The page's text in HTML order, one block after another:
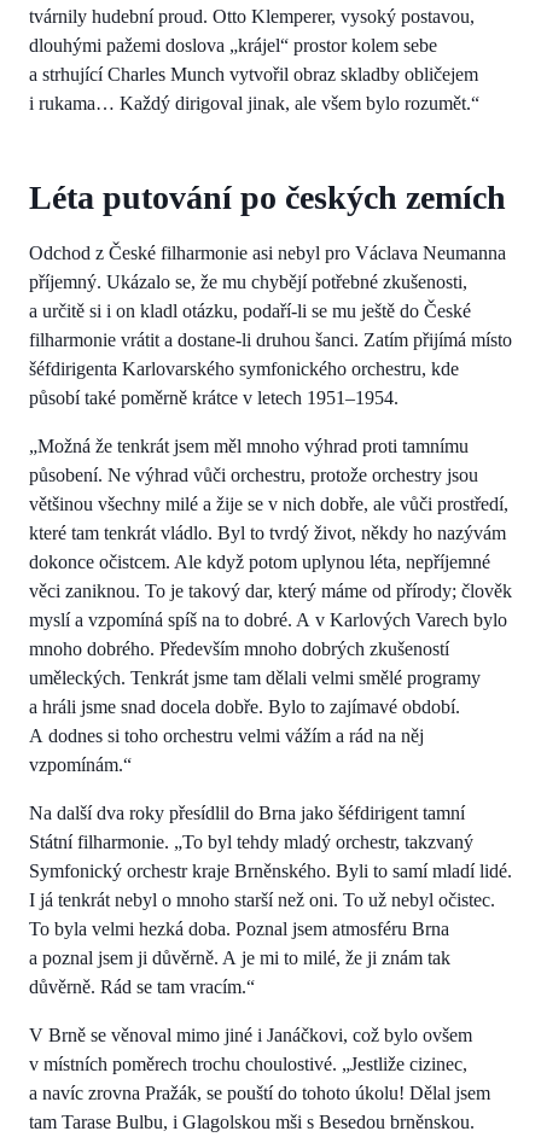
tvárnily hudební proud. Otto Klemperer, vysoký postavou,
dlouhými pažemi doslova „krájel“ prostor kolem sebe
a strhující Charles Munch vytvořil obraz skladby obličejem
i rukama… Každý dirigoval jinak, ale všem bylo rozumět.“
Léta putování po českých zemích
Odchod z České filharmonie asi nebyl pro Václava Neumanna
příjemný. Ukázalo se, že mu chybějí potřebné zkušenosti,
a určitě si i on kladl otázku, podaří-li se mu ještě do České
filharmonie vrátit a dostane-li druhou šanci. Zatím přijímá místo
šéfdirigenta Karlovarského symfonického orchestru, kde
působí také poměrně krátce v letech 1951–1954.
„Možná že tenkrát jsem měl mnoho výhrad proti tamnímu
působení. Ne výhrad vůči orchestru, protože orchestry jsou
většinou všechny milé a žije se v nich dobře, ale vůči prostředí,
které tam tenkrát vládlo. Byl to tvrdý život, někdy ho nazývám
dokonce očistcem. Ale když potom uplynou léta, nepříjemné
věci zaniknou. To je takový dar, který máme od přírody; člověk
myslí a vzpomíná spíš na to dobré. A v Karlových Varech bylo
mnoho dobrého. Především mnoho dobrých zkušeností
uměleckých. Tenkrát jsme tam dělali velmi smělé programy
a hráli jsme snad docela dobře. Bylo to zajímavé období.
A dodnes si toho orchestru velmi vážím a rád na něj
vzpomínám.“
Na další dva roky přesídlil do Brna jako šéfdirigent tamní
Státní filharmonie. „To byl tehdy mladý orchestr, takzvaný
Symfonický orchestr kraje Brněnského. Byli to samí mladí lidé.
I já tenkrát nebyl o mnoho starší než oni. To už nebyl očistec.
To byla velmi hezká doba. Poznal jsem atmosféru Brna
a poznal jsem ji důvěrně. A je mi to milé, že ji znám tak
důvěrně. Rád se tam vracím.“
V Brně se věnoval mimo jiné i Janáčkovi, což bylo ovšem
v místních poměrech trochu choulostivé. „Jestliže cizinec,
a navíc zrovna Pražák, se pouští do tohoto úkolu! Dělal jsem
tam Tarase Bulbu, i Glagolskou mši s Besedou brněnskou.